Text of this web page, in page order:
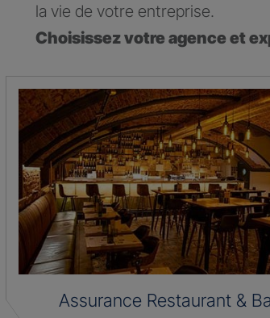
la vie de votre entreprise.
Choisissez votre agence et
Assurance Restaurant &